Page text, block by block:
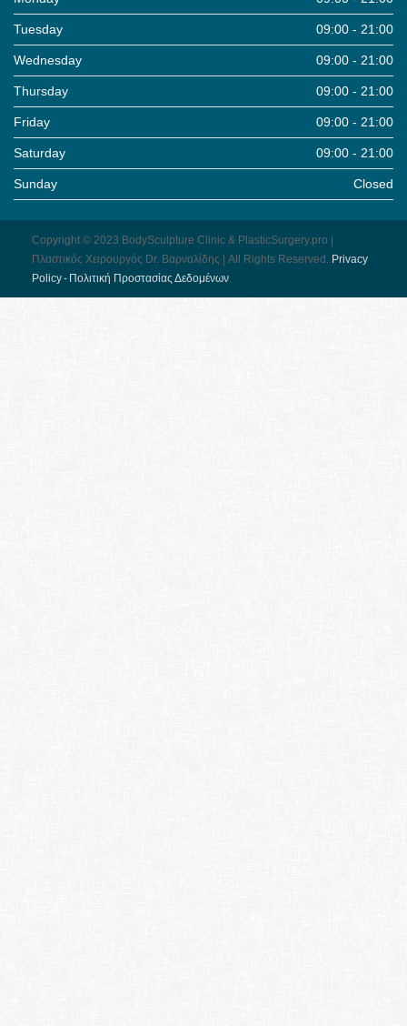
Tuesday 09:00 - 21:00
Wednesday 09:00 - 21:00
Thursday 09:00 - 21:00
Friday 09:00 - 21:00
Saturday 09:00 - 21:00
Sunday Closed
Copyright © 2023 BodySculpture Clinic & PlasticSurgery.pro |
Πλαστικός Χειρουργός Dr. Βαρναλίδης | All Rights Reserved. Pri­vacy
Pol­icy - Πολιτική Προστασίας Δεδομένων.